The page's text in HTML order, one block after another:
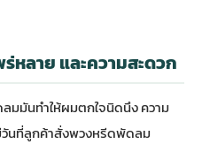
ลาย และความสะดวก
มมันทำให้ผมตกใจนิดนึง ความ
วันที่ลูกค้าสั่งพวงหรีดพัดลม